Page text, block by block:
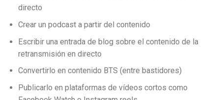
directo
Crear un podcast a partir del contenido
Escribir una entrada de blog sobre el contenido de la
retransmisión en directo
Convertirlo en contenido BTS (entre bastidores)
Publicarlo en plataformas de vídeos cortos como